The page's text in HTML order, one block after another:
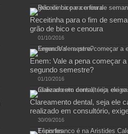
Receitinha para o fim de
grão de bico e cenoura
01/10/2016
Enem: Vale a pena começar
segundo semestre?
01/10/2016
Clareamento dental, seja ele
realizado em consultório,
30/09/2016